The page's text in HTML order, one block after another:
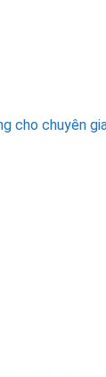
cho chuyên